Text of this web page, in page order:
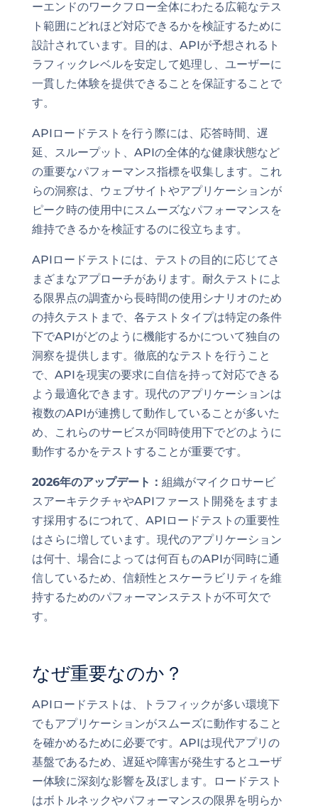
ーエンドのワークフロー全体にわたる広範なテス
ト範囲にどれほど対応できるかを検証するために
設計されています。目的は、APIが予想されるト
ラフィックレベルを安定して処理し、ユーザーに
一貫した体験を提供できることを保証することで
す。
APIロードテストを行う際には、応答時間、遅
延、スループット、APIの全体的な健康状態など
の重要なパフォーマンス指標を収集します。これ
らの洞察は、ウェブサイトやアプリケーションが
ピーク時の使用中にスムーズなパフォーマンスを
維持できるかを検証するのに役立ちます。
APIロードテストには、テストの目的に応じてさ
まざまなアプローチがあります。耐久テストによ
る限界点の調査から長時間の使用シナリオのため
の持久テストまで、各テストタイプは特定の条件
下でAPIがどのように機能するかについて独自の
洞察を提供します。徹底的なテストを行うこと
で、APIを現実の要求に自信を持って対応できる
よう最適化できます。現代のアプリケーションは
複数のAPIが連携して動作していることが多いた
め、これらのサービスが同時使用下でどのように
動作するかをテストすることが重要です。
2026年のアップデート： 組織がマイクロサービ
スアーキテクチャやAPIファースト開発をますま
す採用するにつれて、APIロードテストの重要性
はさらに増しています。現代のアプリケーション
は何十、場合によっては何百ものAPIが同時に通
信しているため、信頼性とスケーラビリティを維
持するためのパフォーマンステストが不可欠で
す。
なぜ重要なのか？
APIロードテストは、トラフィックが多い環境下
でもアプリケーションがスムーズに動作すること
を確かめるために必要です。APIは現代アプリの
基盤であるため、遅延や障害が発生するとユーザ
ー体験に深刻な影響を及ぼします。ロードテスト
はボトルネックやパフォーマンスの限界を明らか